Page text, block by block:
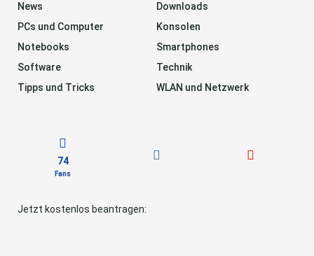
News
Downloads
PCs und Computer
Konsolen
Notebooks
Smartphones
Software
Technik
Tipps und Tricks
WLAN und Netzwerk
74
Fans
Jetzt kostenlos beantragen: